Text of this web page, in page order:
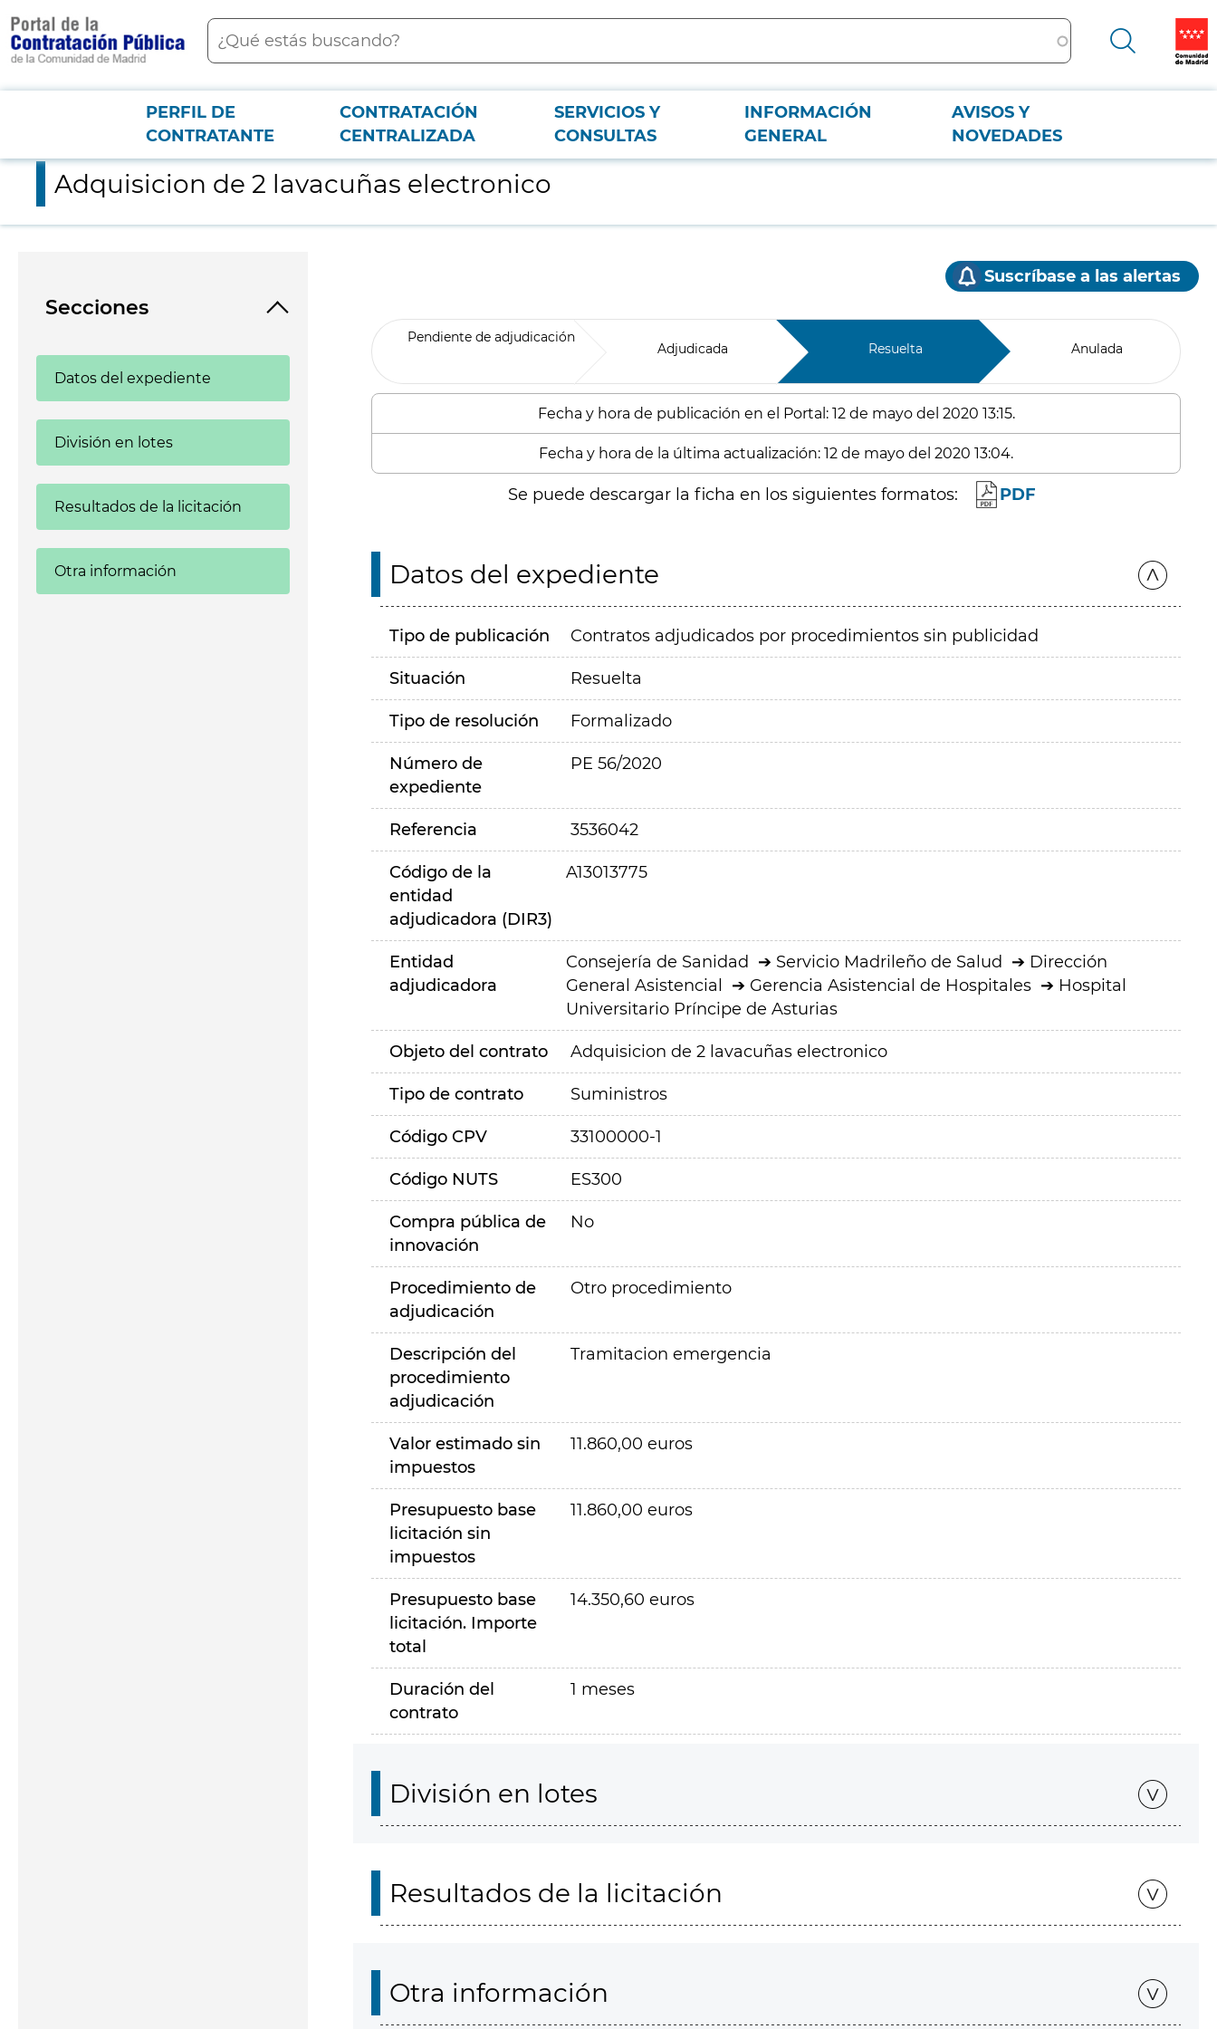
contenido
principal
Buscar
Menú PCON
PERFIL DE
CONTRATANTE
CONTRATACIÓN
CENTRALIZADA
SERVICIOS Y
CONSULTAS
INFORMACIÓN
GENERAL
AVISOS Y
NOVEDADES
Adquisicion de 2 lavacuñas electronico
Adquisicion de 2 lavacuñas electronico
Secciones
Datos del expediente
División en lotes
Resultados de la licitación
Otra información
Suscríbase a las alertas
Pendiente de adjudicación
Adjudicada Resuelta Anulada
Fecha y hora de publicación en el Portal: 12 de mayo del 2020 13:15.
Fecha y hora de la última actualización: 12 de mayo del 2020 13:04.
Se puede descargar la ficha en los siguientes formatos: PDF
Datos del expediente
Tipo de publicación Contratos adjudicados por procedimientos sin publicidad
Situación Resuelta
Tipo de resolución Formalizado
Número de
expediente
PE 56/2020
Referencia 3536042
Código de la
entidad
adjudicadora (DIR3)
A13013775
Entidad
adjudicadora
Consejería de Sanidad Servicio Madrileño de Salud
Dirección
General Asistencial
Gerencia Asistencial de Hospitales
Hospital
Universitario Príncipe de Asturias
Objeto del contrato Adquisicion de 2 lavacuñas electronico
Tipo de contrato Suministros
Código CPV 33100000-1
Código NUTS ES300
Compra pública de
innovación
No
Procedimiento de
adjudicación
Otro procedimiento
Descripción del
procedimiento
adjudicación
Tramitacion emergencia
Valor estimado sin
impuestos
11.860,00 euros
Presupuesto base
licitación sin
impuestos
11.860,00 euros
Presupuesto base
licitación. Importe
total
14.350,60 euros
Duración del
contrato
1 meses
División en lotes
Resultados de la licitación
Otra información